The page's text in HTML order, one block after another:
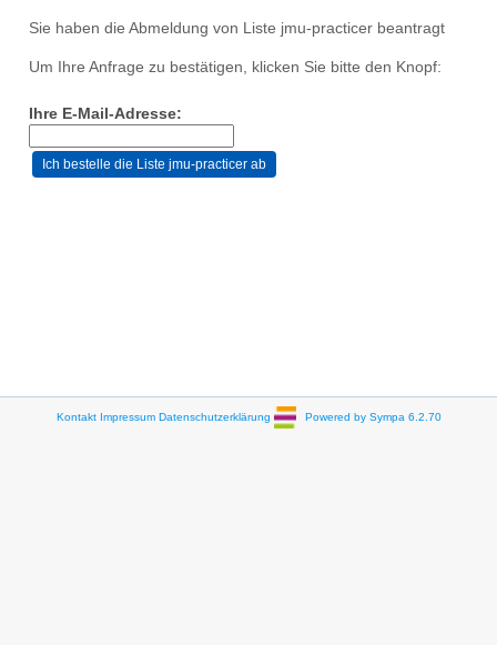
Sie haben die Abmeldung von Liste jmu-practicer beantragt
Um Ihre Anfrage zu bestätigen, klicken Sie bitte den Knopf:
Ihre E-Mail-Adresse:
Kontakt Impressum Datenschutzerklärung Powered by Sympa 6.2.70